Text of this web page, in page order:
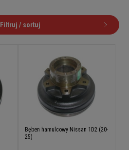
Filtruj / sortuj
Bęben hamulcowy Nissan 1D2 (20-
25)